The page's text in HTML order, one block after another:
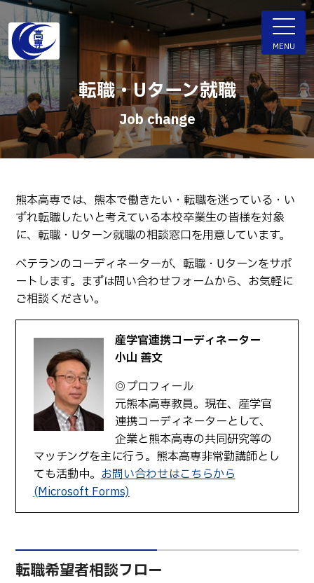
転職・Uターン就職
Job change
熊本高専では、熊本で働きたい・転職を迷っている・い
ずれ転職したいと考えている本校卒業生の皆様を対象
に、転職・Uターン就職の相談窓口を用意しています。
ベテランのコーディネーターが、転職・Uターンをサポ
ートします。まずは問い合わせフォームから、お気軽に
ご相談ください。
産学官連携コーディネーター
小山 善文
◎プロフィール
元熊本高専教員。現在、産学官
連携コーディネーターとして、
企業と熊本高専の共同研究等の
マッチングを主に行う。熊本高専非常勤講師とし
ても活動中。 お問い合わせはこちらから
(Microsoft Forms)
転職希望者相談フロー
MENU
ENGLISH
学科・専攻科
電子情報学系学科
知能制御情報工学科
情報工学科
機械知能システム工学科
建築社会デザイン工学科
生物化学システム工学科
基幹教育科
専攻科
電子情報システム工学専攻
生産システム工学専攻
入試情報
入学者選抜検査 情報
パンフレット・紹介動画
Webオープンキャンパス
オープンキャンパス等
進学の手引き
入学料および授業料
受験生向け 熊本高専 Q&A
熊本高専が運用するWebサイト・SNS・動画チャネ
ル等
お知らせ
イベント
学校概要
交通アクセス
教員紹介
パンフレット・紹介動画
産学官連携・地域連携
国際交流
受賞等
活動報告
ご寄付・ネーミングライ
ツ等
キャリア関係
公開情報
その他
転職・Uターン就職